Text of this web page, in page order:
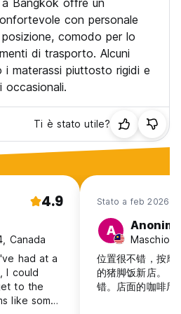
a 2 mesi
a scoprirlo :D
il benvenuto! (Auto-translated
Bangkok offre un
con personale
comodo per lo
di trasporto. Alcuni
materassi piuttosto rigidi e
occasionali.
Ti è stato utile?
4.9
Canada
had at a
I could
to the
like some
Stato a feb 2026
A
Maschio,
位置很不错，按摩
的猪脚饭新店。
错。店面的咖啡厅